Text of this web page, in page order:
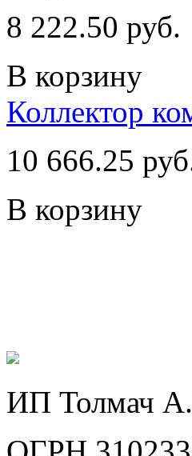
8 222.50 руб.
В корзину
Коллектор
10 666.25
В корзину
ИП Толмач